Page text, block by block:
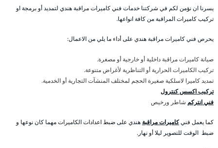
يسرنا ان نؤمن لكم في شركتنا خدمات فني كاميرات مراقبة هندي لتمديد أو برمجة او
تركيب كاميرات المراقبة من كافة انواعها.
يحرص فني كاميرات مراقبة هندي على أداء ما يلي من الاعمال:
صيانة كاميرات مراقبة داخلية أو خارجية أو مصغرة.
تركيب الكاميرات الحرارية أو التناظرية لأغراض متنوعة.
تمديد كاميرا لاسلكية صغيرة الحجم لمختلف المنشآت التجارية أو الخدمية.
تركيب اكسس كنترول
فني انتركم شاطر ورخيص
كما يعمل فنيكاميرات مراقبة هندي على ضبط اعدادات الكاميرات مهما كان نوعها و
ضبط الوقت للتصوير ليلا أو نهار.